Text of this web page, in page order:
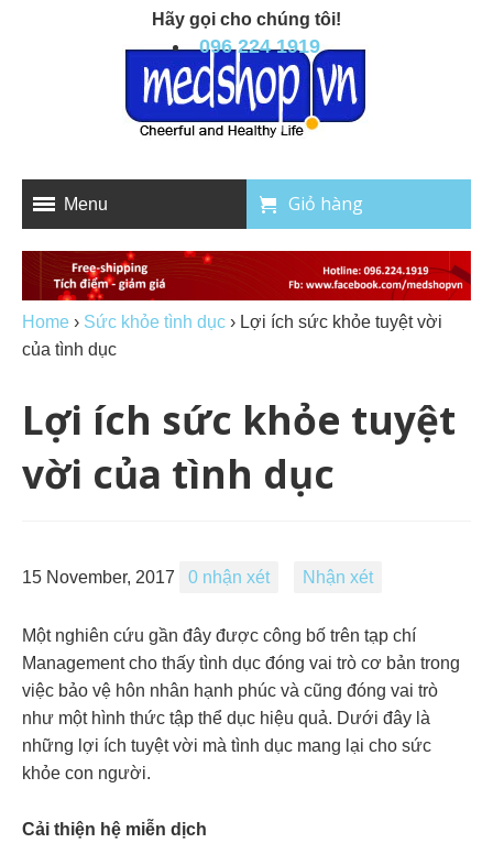
Menu Giỏ hàng
Hãy gọi cho chúng tôi!
096 224 1919
Home › Sức khỏe tình dục › Lợi ích sức khỏe tuyệt vời
của tình dục
Lợi ích sức khỏe tuyệt
vời của tình dục
15 November, 2017 0 nhận xét Nhận xét
Một nghiên cứu gần đây được công bố trên tạp chí
Management cho thấy tình dục đóng vai trò cơ bản trong
việc bảo vệ hôn nhân hạnh phúc và cũng đóng vai trò
như một hình thức tập thể dục hiệu quả. Dưới đây là
những lợi ích tuyệt vời mà tình dục mang lại cho sức
khỏe con người.
Cải thiện hệ miễn dịch